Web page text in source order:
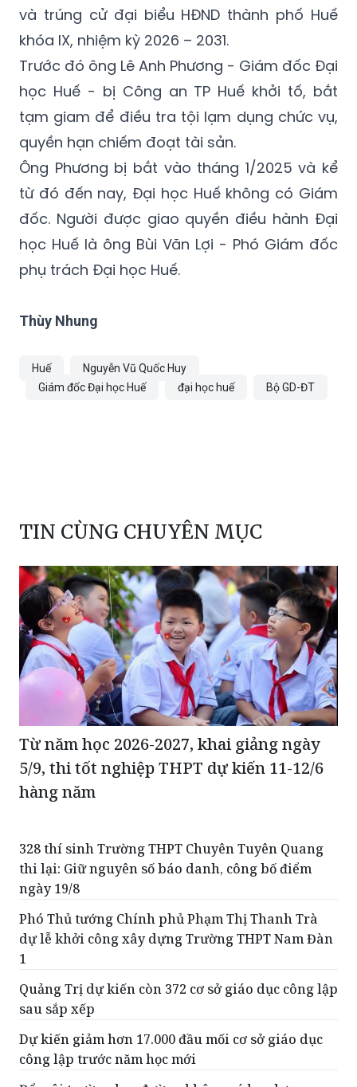
và trúng cử đại biểu HĐND thành phố Huế
khóa IX, nhiệm kỳ 2026 – 2031.
Trước đó ông Lê Anh Phương - Giám đốc Đại
học Huế - bị Công an TP Huế khởi tố, bắt
tạm giam để điều tra tội lạm dụng chức vụ,
quyền hạn chiếm đoạt tài sản.
Ông Phương bị bắt vào tháng 1/2025 và kể
từ đó đến nay, Đại học Huế không có Giám
đốc. Người được giao quyền điều hành Đại
học Huế là ông Bùi Văn Lợi - Phó Giám đốc
phụ trách Đại học Huế.
Thùy Nhung
Huế
Nguyễn Vũ Quốc Huy
Giám đốc Đại học Huế
đại học huế Bộ GD-ĐT
TIN CÙNG CHUYÊN MỤC
Từ năm học 2026-2027, khai giảng ngày
5/9, thi tốt nghiệp THPT dự kiến 11-12/6
hàng năm
328 thí sinh Trường THPT Chuyên Tuyên Quang
thi lại: Giữ nguyên số báo danh, công bố điểm
ngày 19/8
Phó Thủ tướng Chính phủ Phạm Thị Thanh Trà
dự lễ khởi công xây dựng Trường THPT Nam Đàn
1
Quảng Trị dự kiến còn 372 cơ sở giáo dục công lập
sau sắp xếp
Dự kiến giảm hơn 17.000 đầu mối cơ sở giáo dục
công lập trước năm học mới